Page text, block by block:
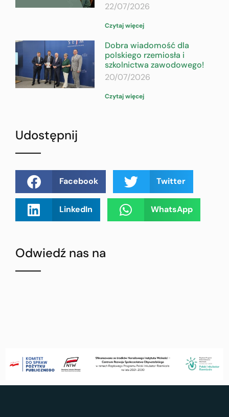
22/07/2026
Czytaj więcej
Dobra wiadomość dla
polskiego rzemiosła i
szkolnictwa zawodowego!
20/07/2026
Czytaj więcej
Udostępnij
Facebook Twitter
LinkedIn WhatsApp
Odwiedź nas na